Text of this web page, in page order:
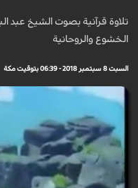
تلاوة قرآنية بصوت الشيخ عبد
الخشوع والروحانية
السبت 8 سبتمبر 2018 - 06:39 بتوقيت مكة